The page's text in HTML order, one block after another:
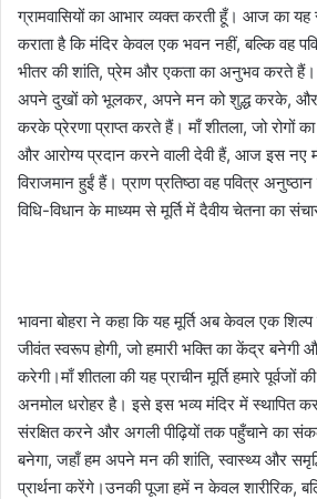
ग्रामवासियों का आभार व्यक्त करती हूँ। आज का यह
कराता है कि मंदिर केवल एक भवन नहीं, बल्कि वह
भीतर की शांति, प्रेम और एकता का अनुभव करते
अपने दुखों को भूलकर, अपने मन को शुद्ध करके, और
करके प्रेरणा प्राप्त करते हैं। माँ शीतला, जो रोगों
और आरोग्य प्रदान करने वाली देवी हैं, आज इस नए
विराजमान हुईं हैं। प्राण प्रतिष्ठा वह पवित्र
विधि-विधान के माध्यम से मूर्ति में दैवीय चेतना का
भावना बोहरा ने कहा कि यह मूर्ति अब केवल एक शिल्प
जीवंत स्वरूप होगी, जो हमारी भक्ति का केंद्र बनेगी
करेगी।माँ शीतला की यह प्राचीन मूर्ति हमारे पूर्वजों
अनमोल धरोहर है। इसे इस भव्य मंदिर में स्थापित
संरक्षित करने और अगली पीढ़ियों तक पहुँचाने का
बनेगा, जहाँ हम अपने मन की शांति, स्वास्थ्य और
प्रार्थना करेंगे।उनकी पूजा हमें न केवल शारीरिक,